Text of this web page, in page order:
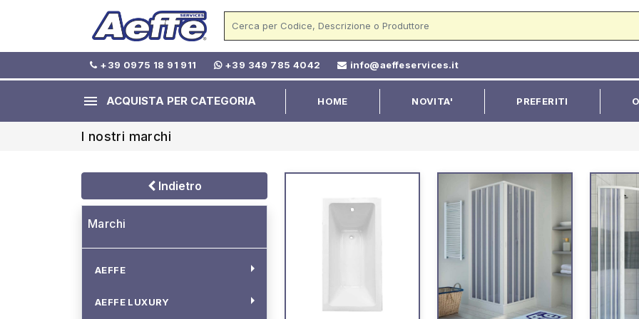
+39 0975 18 91 911 +39 349 785 4042 info@aeffeservices.it
menu ACQUISTA PER CATEGORIA HOME NOVITA' PREFERITI
I nostri marchi
Indietro
Marchi
AEFFE arrow_right
AEFFE LUXURY arrow_right